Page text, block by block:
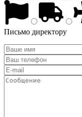
Письмо директору